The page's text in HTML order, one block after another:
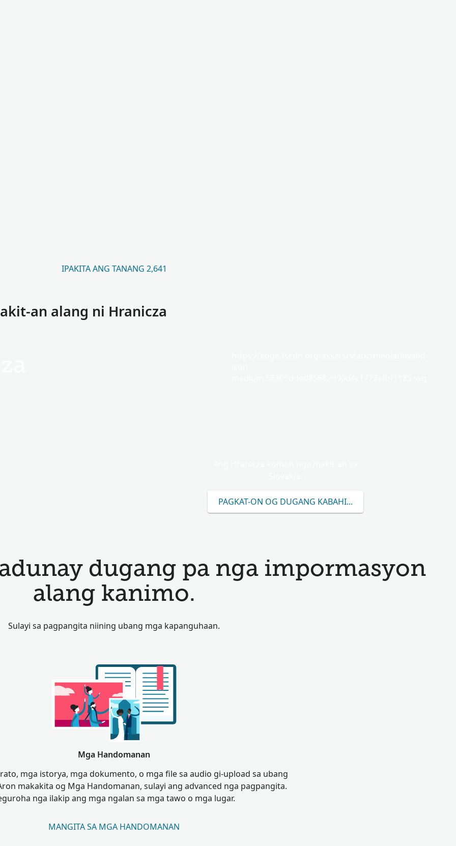
IPAKITA ANG TANANG 2,641
an alang ni Hranicza
PAGKAT-ON OG DUGANG KABAHIN SA HRANICZA
dugang pa nga impormasyon
alang kanimo.
Sulayi sa pagpangita niining ubang mga kapanguhaan.
Mga Handomanan
mga istorya, mga dokumento, o mga file sa audio gi-upload sa ubang
makakita og Mga Handomanan, sulayi ang advanced nga pagpangita.
nga ilakip ang mga ngalan sa mga tawo o mga lugar.
MANGITA SA MGA HANDOMANAN